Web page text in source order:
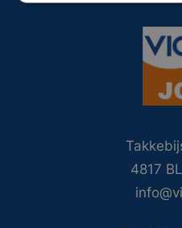
4817